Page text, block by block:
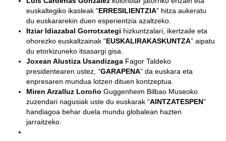
euskaltegiko ikasleak "ERRESILIENTZIA" hitza aukeratu
du euskararekin duen esperientzia azaltzeko.
Itziar Idiazabal Gorrotxategi hizkuntzalari, ikertzaile eta
ohorezko euskaltzainak “EUSKALIRAKASKUNTZA” aipatu
du etorkizuneko itsasargi gisa.
Joxean Alustiza Usandizaga Fagor Taldeko
presidentearen ustez, “GARAPENA” da euskara eta
enpresaren mundua lotzen dituen kontzeptua.
Miren Arzalluz Loroño Guggenheim Bilbao Museoko
zuzendari nagusiak uste du euskarak “AINTZATESPEN”
handiagoa behar duela mundu globalean hazten
jarraitzeko.